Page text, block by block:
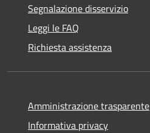
Segnalazione disservizio
Leggi le FAQ
Richiesta assistenza
Amministrazione trasparente
Informativa privacy